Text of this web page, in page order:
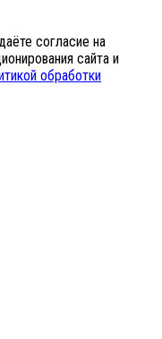
согласие на
сайта и
обработки